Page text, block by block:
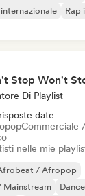
internazionale
Rap
Di Playlist
date
Commerciale
nelle mie
/ Afropop
Mainstream